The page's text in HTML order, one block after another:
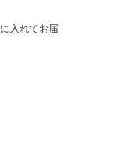
入れてお届